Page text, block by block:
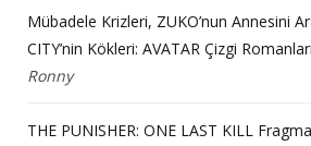
Mübadele Krizleri, ZUKO’nun Annesini
CITY’nin Kökleri: AVATAR Çizgi
Ronny
THE PUNISHER: ONE LAST KILL